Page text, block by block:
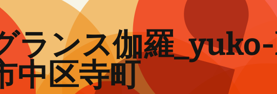
ランス伽羅
中区寺町